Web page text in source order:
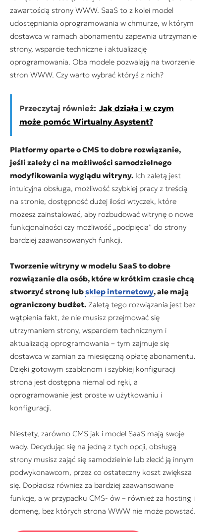
zawartością strony WWW. SaaS to z kolei model
udostępniania oprogramowania w chmurze, w którym
dostawca w ramach abonamentu zapewnia utrzymanie
strony, wsparcie techniczne i aktualizację
oprogramowania. Oba modele pozwalają na tworzenie
stron WWW. Czy warto wybrać któryś z nich?
Przeczytaj również: Jak działa i w czym
może pomóc Wirtualny Asystent?
Platformy oparte o CMS to dobre rozwiązanie,
jeśli zależy ci na możliwości samodzielnego
modyfikowania wyglądu witryny. Ich zaletą jest
intuicyjna obsługa, możliwość szybkiej pracy z treścią
na stronie, dostępność dużej ilości wtyczek, które
możesz zainstalować, aby rozbudować witrynę o nowe
funkcjonalności czy możliwość „podpięcia” do strony
bardziej zaawansowanych funkcji.
Tworzenie witryny w modelu SaaS to dobre
rozwiązanie dla osób, które w krótkim czasie chcą
stworzyć stronę lubsklep internetowy, ale mają
ograniczony budżet. Zaletą tego rozwiązania jest bez
wątpienia fakt, że nie musisz przejmować się
utrzymaniem strony, wsparciem technicznym i
aktualizacją oprogramowania – tym zajmuje się
dostawca w zamian za miesięczną opłatę abonamentu.
Dzięki gotowym szablonom i szybkiej konfiguracji
strona jest dostępna niemal od ręki, a
oprogramowanie jest proste w użytkowaniu i
konfiguracji.
Niestety, zarówno CMS jak i model SaaS mają swoje
wady. Decydując się na jedną z tych opcji, obsługą
strony musisz zająć się samodzielnie lub zlecić ją innym
podwykonawcom, przez co ostateczny koszt zwiększa
się. Dopłacisz również za bardziej zaawansowane
funkcje, a w przypadku CMS- ów – również za hosting i
domenę, bez których strona WWW nie może powstać.